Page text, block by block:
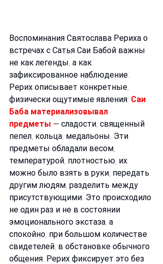
Воспоминания Святослава Рериха о
встречах с Сатья Саи Бабой важны
не как легенды, а как
зафиксированное наблюдение.
Рерих описывает конкретные,
физически ощутимые явления: Саи
Баба материализовывал
предметы — сладости, священный
пепел, кольца, медальоны. Эти
предметы обладали весом,
температурой, плотностью, их
можно было взять в руки, передать
другим людям, разделить между
присутствующими. Это происходило
не один раз и не в состоянии
эмоционального экстаза, а
спокойно, при большом количестве
свидетелей, в обстановке обычного
общения. Рерих фиксирует это без